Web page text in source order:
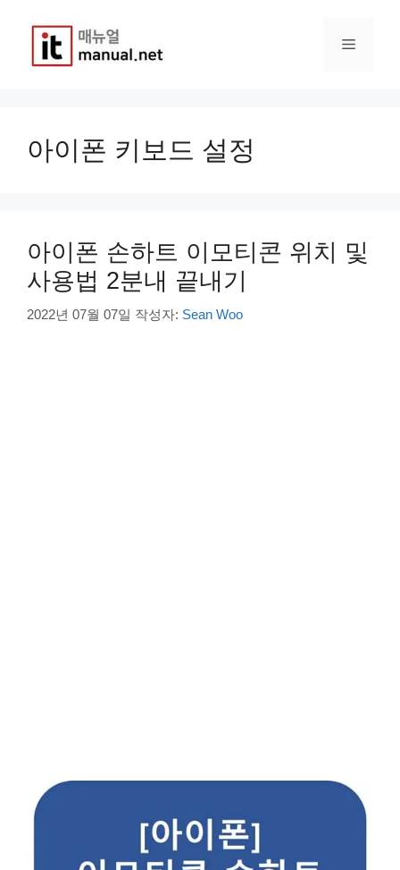
메
아이폰 키보드 설정
아이폰 손하트 이모티콘 위치 및
사용법 2분내 끝내기
2022년 07월 07일 작성자: Sean Woo